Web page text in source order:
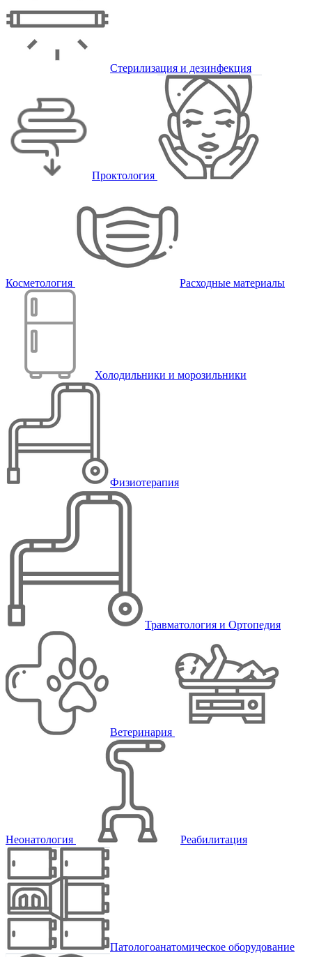
Стерилизация и дезинфекция
Проктология
Косметология Расходные материалы
Холодильники и морозильники
Физиотерапия
Травматология и Ортопедия
Ветеринария
Неонатология Реабилитация
Патологоанатомическое оборудование